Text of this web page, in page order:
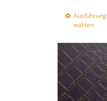
Ausführung
wählen